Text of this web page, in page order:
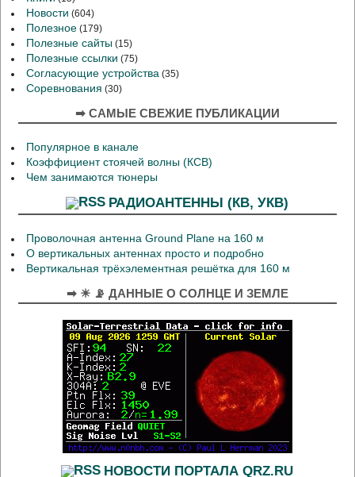
Новости (604)
Полезное (179)
Полезные сайты (15)
Полезные ссылки (75)
Согласующие устройства (35)
Соревнования (30)
➡ САМЫЕ СВЕЖИЕ ПУБЛИКАЦИИ
Популярное в канале
Коэффициент стоячей волны (КСВ)
Чем занимаются тюнеры
РАДИОАНТЕННЫ (КВ, УКВ)
Проволочная антенна Ground Plane на 160 м
О вертикальных антеннах просто и подробно
Вертикальная трёхэлементная решётка для 160 м
➡ ☀ 📡 ДАННЫЕ О СОЛНЦЕ И ЗЕМЛЕ
НОВОСТИ ПОРТАЛА QRZ.RU